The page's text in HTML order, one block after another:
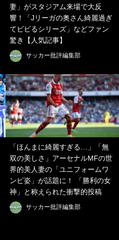
妻」がスタジアム来場で大反
響！「Jリーガの奥さん綺麗過ぎ
てビビるシリーズ」などファン
驚き【人気記事】
サッカー批評編集部
「ほんまに綺麗すぎる…」「無
双の美しさ」アーセナルMFの世
界的美人妻の「ユニフォームワ
ンピ姿」が話題に！ 「勝利の女
神」と称えられた衝撃的投稿
サッカー批評編集部